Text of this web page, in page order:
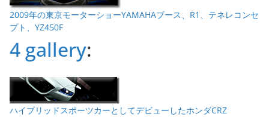
2009年の東京モーターショーYAMAHAブース、R1、テネレコンセ
プト、YZ450F
4 gallery:
ハイブリッドスポーツカーとしてデビューしたホンダCRZ